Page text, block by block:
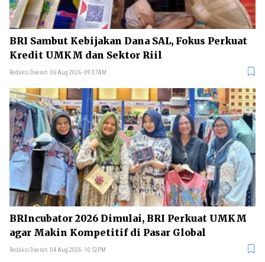
BRI Sambut Kebijakan Dana SAL, Fokus Perkuat
Kredit UMKM dan Sektor Riil
Redaksi Daerah 06 Aug 2026 - 09:37AM
BRIncubator 2026 Dimulai, BRI Perkuat UMKM
agar Makin Kompetitif di Pasar Global
Redaksi Daerah 04 Aug 2026 - 10:52PM